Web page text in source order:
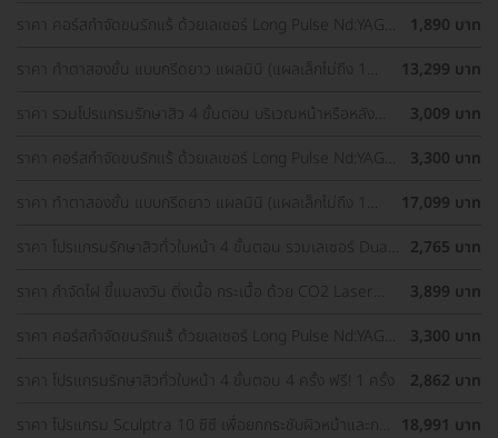
ราคา คอร์สกำจัดขนรักแร้ ด้วยเลเซอร์ Long Pulse Nd:YAG
1,890 บาท
ราคา ทำตาสองชั้น แบบกรีดยาว แผลมินิ (แผลเล็กไม่ถึง 1
13,299 บาท
ราคา รวมโปรแกรมรักษาสิว 4 ขั้นตอน บริเวณหน้าหรือหลัง
3,009 บาท
ราคา คอร์สกำจัดขนรักแร้ ด้วยเลเซอร์ Long Pulse Nd:YAG
3,300 บาท
ราคา ทำตาสองชั้น แบบกรีดยาว แผลมินิ (แผลเล็กไม่ถึง 1
17,099 บาท
ราคา โปรแกรมรักษาสิวทั่วใบหน้า 4 ขั้นตอน รวมเลเซอร์ Dual
2,765 บาท
ราคา กำจัดไฝ ขี้แมลงวัน ติ่งเนื้อ กระเนื้อ ด้วย CO2 Laser
ลำคอ 1 ครั้ง
3,899 บาท
ราคา คอร์สกำจัดขนรักแร้ ด้วยเลเซอร์ Long Pulse Nd:YAG
ครั้ง
3,300 บาท
ราคา โปรแกรมรักษาสิวทั่วใบหน้า 4 ขั้นตอน 4 ครั้ง ฟรี! 1 ครั้ง
2,862 บาท
ราคา โปรแกรม Sculptra 10 ซีซี เพื่อยกกระชับผิวหน้าและกระ
18,991 บาท